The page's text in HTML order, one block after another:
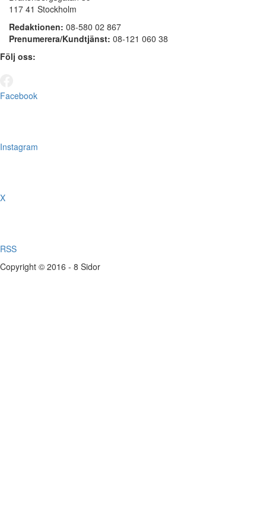
117 41 Stockholm
Redaktionen: 08-580 02 867
Prenumerera/Kundtjänst: 08-121 060 38
Följ oss:
Facebook
Instagram
X
RSS
Copyright © 2016 - 8 Sidor